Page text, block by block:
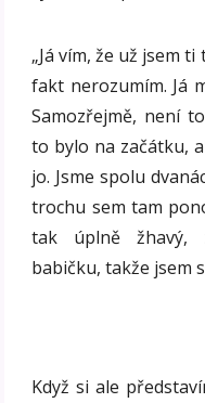
„Já vím, že už jsem
fakt nerozumím. Já
Samozřejmě, není
to bylo na začátku,
jo. Jsme spolu
trochu sem tam
tak úplně žhavý,
babičku, takže jsem
Když si ale